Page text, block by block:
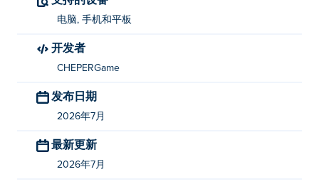
左右滑动或拖动即可移动（桌面：A/D 或方向键）。
《升级汽车》由 CHEPERGame 开发。玩玩他们的其他游
Guns！
你可以在 Poki 上免费玩 Upgrade the CARS。
电脑, 手机和平板
开发者
CHEPERGame
发布日期
2026年7月
最新更新
2026年7月